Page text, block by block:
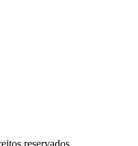
reservados.